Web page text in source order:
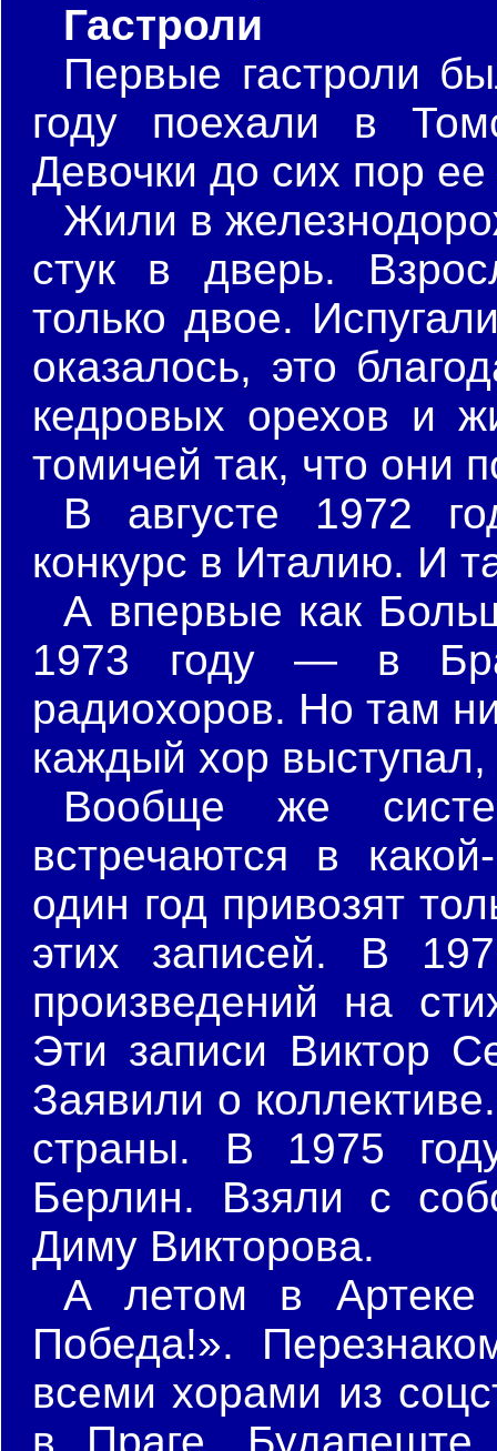
Гастроли
Первые гастроли
году поехали в
Девочки до сих пор
Жили в
стук в дверь.
только двое.
оказалось, это
кедровых орехов и
томичей так, что они
В августе 1972
конкурс в Италию. И
А впервые как
1973 году — в
радиохоров. Но там
каждый хор
Вообще же
встречаются в
один год привозят
этих записей. В
произведений на
Эти записи Виктор
Заявили о
страны. В 1975
Берлин. Взяли с
Диму Викторова.
А летом в Артеке
Победа!».
всеми хорами из